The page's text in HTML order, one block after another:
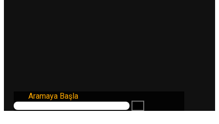
Aramaya Başla